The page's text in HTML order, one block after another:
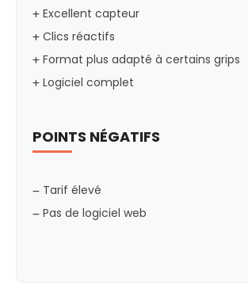
Excellent capteur
Clics réactifs
Format plus adapté à certains grips
Logiciel complet
POINTS NÉGATIFS
Tarif élevé
Pas de logiciel web